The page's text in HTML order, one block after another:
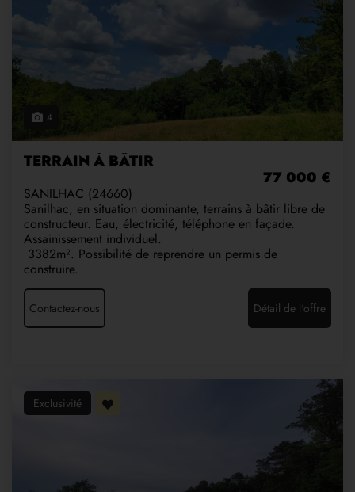
4
TERRAIN À BÂTIR
77 000 €
SANILHAC (24660)
Sanilhac, en situation dominante, terrains à bâtir libre de
constructeur. Eau, électricité, téléphone en façade.
Assainissement individuel.
3382m². Possibilité de reprendre un permis de
construire.
Contactez-nous Détail de l'offre
Exclusivité